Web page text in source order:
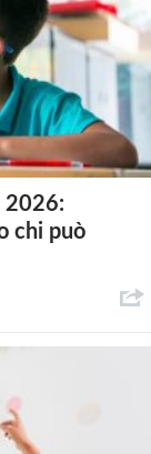
2026:
chi può